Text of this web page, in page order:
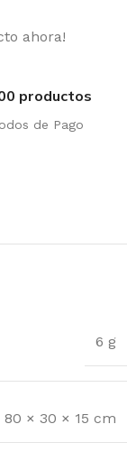
ahora!
productos
de Pago
6 g
80 × 30 × 15 cm